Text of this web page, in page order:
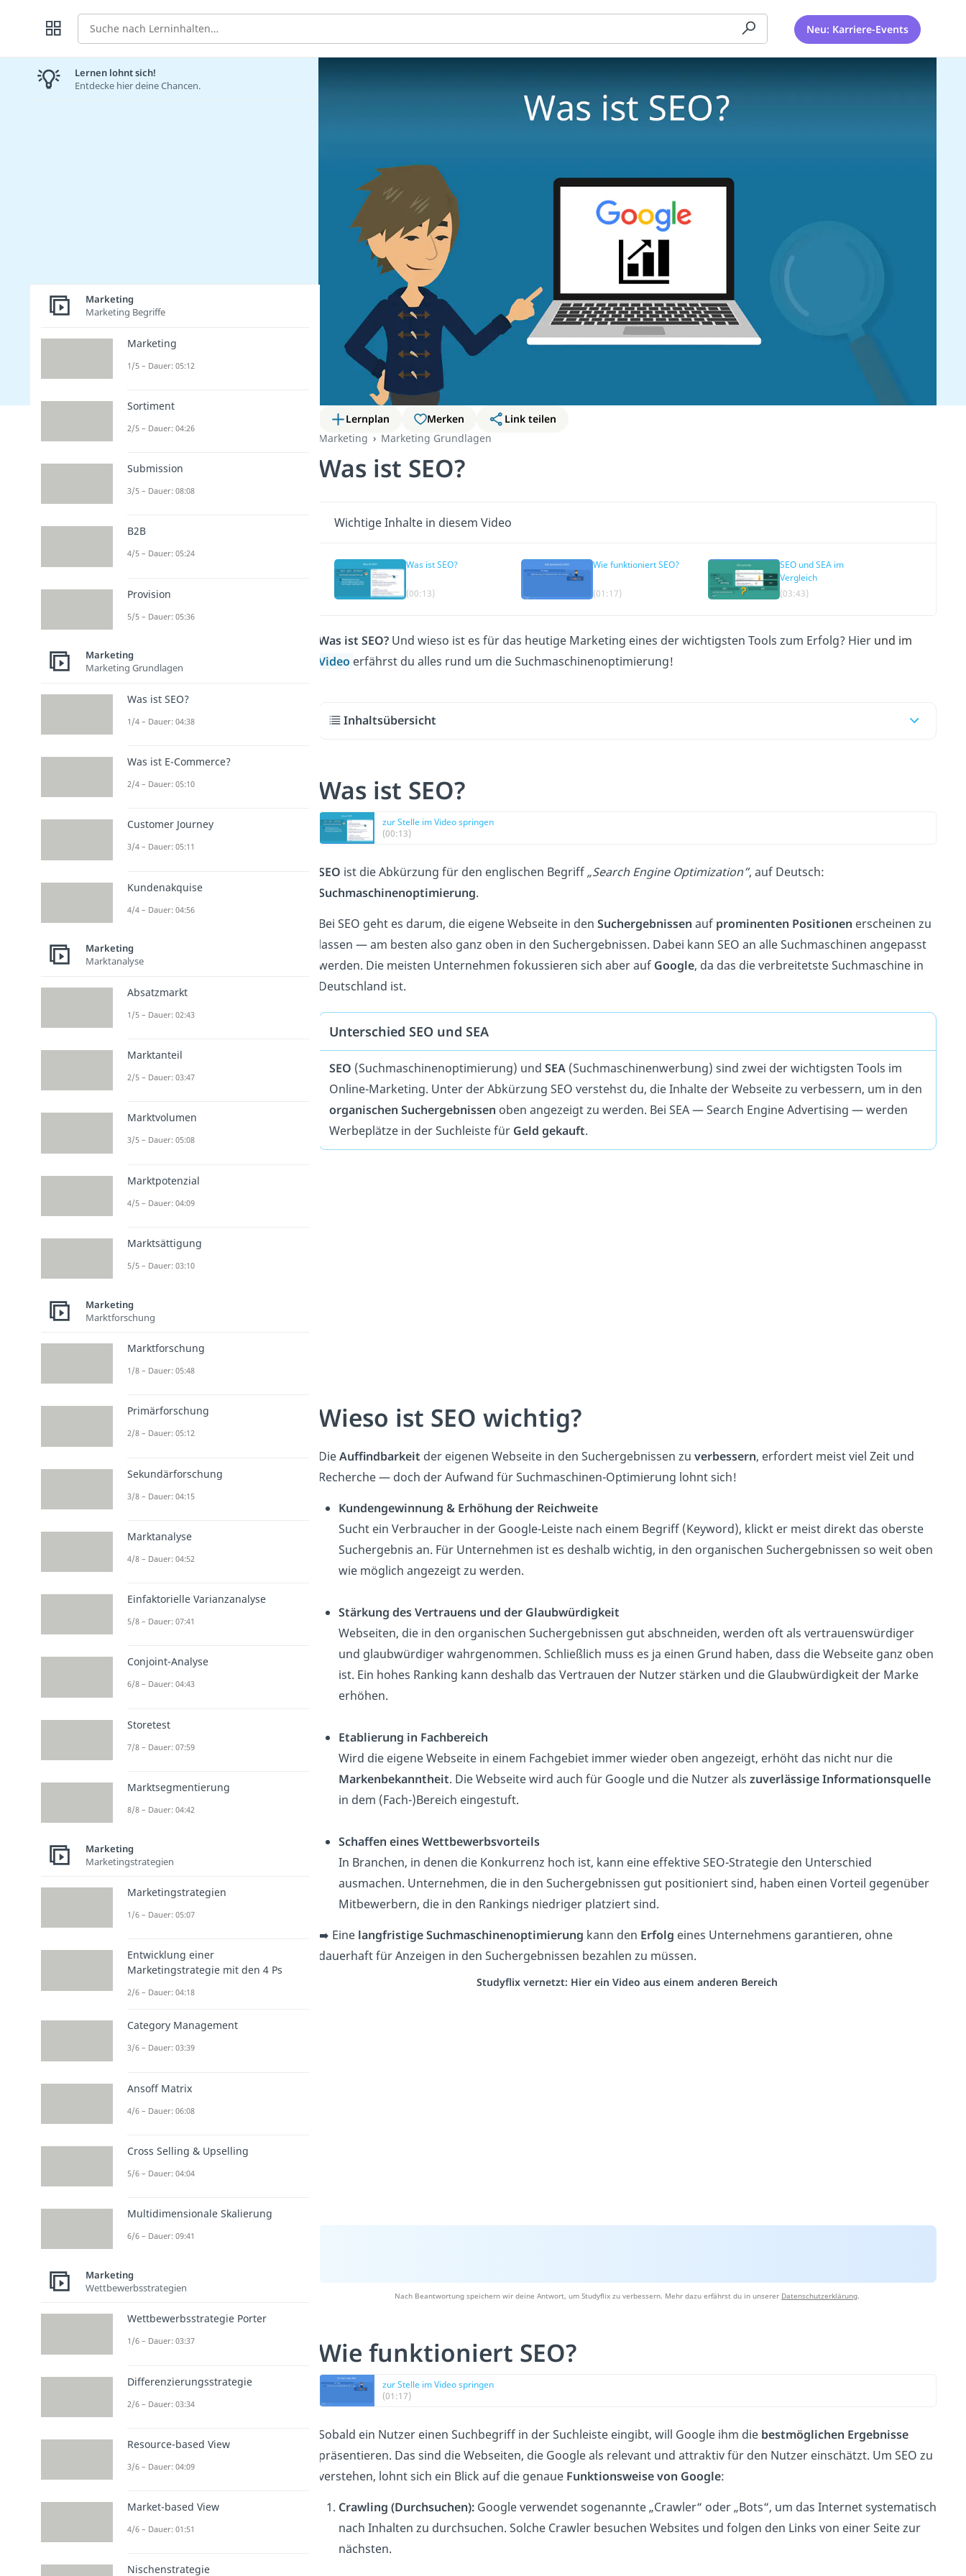
Suche Neu: Karriere-Events
Lernplan Merken
Link teilen
Marketing
Marketing Grundlagen
Was ist SEO?
Wichtige Inhalte in diesem Video
Was ist SEO?
(00:13)
Wie funktioniert SEO?
(01:17)
SEO und SEA im
Vergleich
(03:43)
Was ist SEO?Und wieso ist es für das heutige Marketing eines der wichtigsten Tools zum Erfolg? Hier und im
Video erfährst du alles rund um die Suchmaschinenoptimierung!
Inhaltsübersicht
Was ist SEO?
zur Stelle im Video springen
(00:13)
SEO ist die Abkürzung für den englischen Begriff„Search Engine Optimization”, auf Deutsch:
Suchmaschinenoptimierung.
Bei SEO geht es darum, die eigene Webseite in den Suchergebnissen auf prominenten Positionen erscheinen zu
lassen — am besten also ganz oben in den Suchergebnissen. Dabei kann SEO an alle Suchmaschinen angepasst
werden. Die meisten Unternehmen fokussieren sich aber auf Google, da das die verbreitetste Suchmaschine in
Deutschland ist.
Unterschied SEO und SEA
SEO (Suchmaschinenoptimierung) und SEA(Suchmaschinenwerbung) sind zwei der wichtigsten Tools im
Online-Marketing. Unter der Abkürzung SEO verstehst du, die Inhalte der Webseite zu verbessern, um in den
organischen Suchergebnissen oben angezeigt zu werden. Bei SEA — Search Engine Advertising — werden
Werbeplätze in der Suchleiste für Geld gekauft.
Wieso ist SEO wichtig?
DieAuffindbarkeit der eigenen Webseite in den Suchergebnissen zu verbessern, erfordert meist viel Zeit und
Recherche — doch der Aufwand für Suchmaschinen-Optimierung lohnt sich!
Kundengewinnung & Erhöhung der Reichweite
Sucht ein Verbraucher in der Google-Leiste nach einem Begriff (Keyword), klickt er meist direkt das oberste
Suchergebnis an. Für Unternehmen ist es deshalb wichtig, in den organischen Suchergebnissen so weit oben
wie möglich angezeigt zu werden.
Stärkung des Vertrauens und der Glaubwürdigkeit
Webseiten, die in den organischen Suchergebnissen gut abschneiden, werden oft als vertrauenswürdiger
und glaubwürdiger wahrgenommen. Schließlich muss es ja einen Grund haben, dass die Webseite ganz oben
ist. Ein hohes Ranking kann deshalb das Vertrauen der Nutzer stärken und die Glaubwürdigkeit der Marke
erhöhen.
Etablierung in Fachbereich
Wird die eigene Webseite in einem Fachgebiet immer wieder oben angezeigt, erhöht das nicht nur die
Markenbekanntheit. Die Webseite wird auch für Google und die Nutzer als zuverlässige Informationsquelle
in dem (Fach-)Bereich eingestuft.
Schaffen eines Wettbewerbsvorteils
In Branchen, in denen die Konkurrenz hoch ist, kann eine effektive SEO-Strategie den Unterschied
ausmachen. Unternehmen, die in den Suchergebnissen gut positioniert sind, haben einen Vorteil gegenüber
Mitbewerbern, die in den Rankings niedriger platziert sind.
➡️ Eine langfristige Suchmaschinenoptimierung kann den Erfolg eines Unternehmens garantieren, ohne
dauerhaft für Anzeigen in den Suchergebnissen bezahlen zu müssen.
Studyflix vernetzt: Hier ein Video aus einem anderen Bereich
Nach Beantwortung speichern wir deine Antwort, um Studyflix zu verbessern. Mehr dazu erfährst du in unserer Datenschutzerklärung.
Wie funktioniert SEO?
zur Stelle im Video springen
(01:17)
Sobald ein Nutzer einen Suchbegriff in der Suchleiste eingibt, will Google ihm die bestmöglichen Ergebnisse
präsentieren. Das sind die Webseiten, die Google als relevant und attraktiv für den Nutzer einschätzt. Um SEO zu
verstehen, lohnt sich ein Blick auf die genaue Funktionsweise von Google:
Crawling (Durchsuchen): Google verwendet sogenannte „Crawler“ oder „Bots“, um das Internet systematisch
nach Inhalten zu durchsuchen. Solche Crawler besuchen Websites und folgen den Links von einer Seite zur
nächsten.
Lernen lohnt sich!
Entdecke hier deine Chancen.
Marketing
Marketing Begriffe
Marketing
1/5 – Dauer: 05:12
Sortiment
2/5 – Dauer: 04:26
Submission
3/5 – Dauer: 08:08
B2B
4/5 – Dauer: 05:24
Provision
5/5 – Dauer: 05:36
Marketing
Marketing Grundlagen
Was ist SEO?
1/4 – Dauer: 04:38
Was ist E-Commerce?
2/4 – Dauer: 05:10
Customer Journey
3/4 – Dauer: 05:11
Kundenakquise
4/4 – Dauer: 04:56
Marketing
Marktanalyse
Absatzmarkt
1/5 – Dauer: 02:43
Marktanteil
2/5 – Dauer: 03:47
Marktvolumen
3/5 – Dauer: 05:08
Marktpotenzial
4/5 – Dauer: 04:09
Marktsättigung
5/5 – Dauer: 03:10
Marketing
Marktforschung
Marktforschung
1/8 – Dauer: 05:48
Primärforschung
2/8 – Dauer: 05:12
Sekundärforschung
3/8 – Dauer: 04:15
Marktanalyse
4/8 – Dauer: 04:52
Einfaktorielle Varianzanalyse
5/8 – Dauer: 07:41
Conjoint-Analyse
6/8 – Dauer: 04:43
Storetest
7/8 – Dauer: 07:59
Marktsegmentierung
8/8 – Dauer: 04:42
Marketing
Marketingstrategien
Marketingstrategien
1/6 – Dauer: 05:07
Entwicklung einer
Marketingstrategie mit den 4 Ps
2/6 – Dauer: 04:18
Category Management
3/6 – Dauer: 03:39
Ansoff Matrix
4/6 – Dauer: 06:08
Cross Selling & Upselling
5/6 – Dauer: 04:04
Multidimensionale Skalierung
6/6 – Dauer: 09:41
Marketing
Wettbewerbsstrategien
Wettbewerbsstrategie Porter
1/6 – Dauer: 03:37
Differenzierungsstrategie
2/6 – Dauer: 03:34
Resource-based View
3/6 – Dauer: 04:09
Market-based View
4/6 – Dauer: 01:51
Nischenstrategie